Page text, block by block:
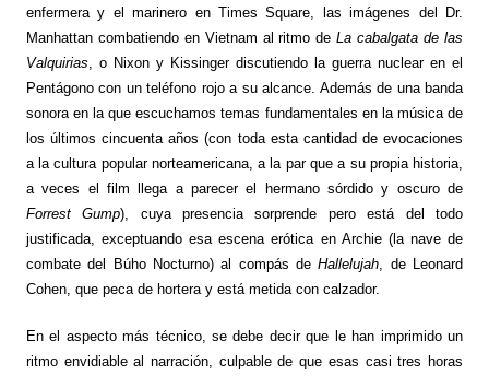
enfermera y el marinero en Times Square, las imágenes del Dr.
Manhattan combatiendo en Vietnam al ritmo deLa cabalgata de las
Valquirias , o Nixon y Kissinger discutiendo la guerra nuclear en el
Pentágono con un teléfono rojo a su alcance. Además de una banda
sonora en la que escuchamos temas fundamentales en la música de
los últimos cincuenta años (con toda esta cantidad de evocaciones
a la cultura popular norteamericana, a la par que a su propia historia,
a veces el film llega a parecer el hermano sórdido y oscuro de
Forrest Gump), cuya presencia sorprende pero está del todo
justificada, exceptuando esa escena erótica en Archie (la nave de
combate del Búho Nocturno) al compás deHallelujah , de Leonard
Cohen, que peca de hortera y está metida con calzador.
En el aspecto más técnico, se debe decir que le han imprimido un
ritmo envidiable al narración, culpable de que esas casi tres horas